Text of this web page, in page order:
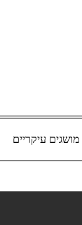
מושגים עיקריים